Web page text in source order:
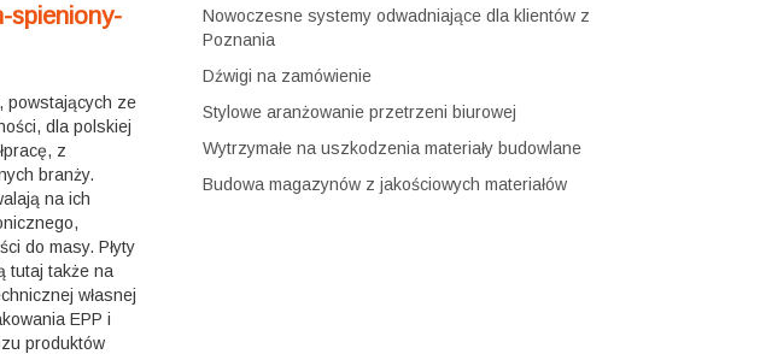
spieniony-
powstających ze
dla polskiej
z
branży.
na ich
do masy. Płyty
tutaj także na
własnej
EPP i
produktów
Nowoczesne systemy odwadniające dla klientów z
Poznania
Dźwigi na zamówienie
Stylowe aranżowanie przetrzeni biurowej
Wytrzymałe na uszkodzenia materiały budowlane
Budowa magazynów z jakościowych materiałów